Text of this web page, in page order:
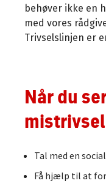
behøver ikke en
med vores
Trivselslinjen er
Når du
mistrivsel
Tal med en
Få hjælp til at